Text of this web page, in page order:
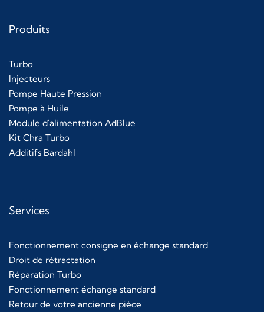
Produits
Turbo
Injecteurs
Pompe Haute Pression
Pompe à Huile
Module d'alimentation AdBlue
Kit Chra Turbo
Additifs Bardahl
Services
Fonctionnement consigne en échange standard
Droit de rétractation
Réparation Turbo
Fonctionnement échange standard
Retour de votre ancienne pièce